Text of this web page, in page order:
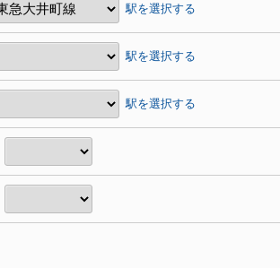
駅を選択する
駅を選択する
駅を選択する